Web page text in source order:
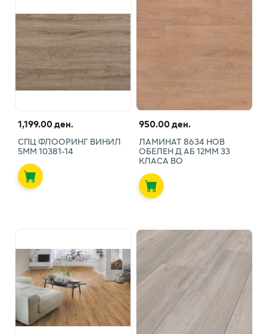
1,199.00 ден.
СПЦ ФЛООРИНГ ВИНИЛ
5ММ 10381-14
950.00 ден.
ЛАМИНАТ 8634 НОВ
ОБЕЛЕН Д АБ 12ММ 33
КЛАСА ВО